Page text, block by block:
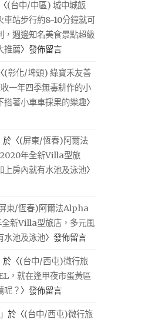
(台中/中區) 城中城飯
車站步行約8-10分鐘就可
，週邊知名美食景點超級
推薦〉發佈留言
(彰化/埤頭) 綠寶禾友善
一年四季無毒耕作的小
搭著小車車採果的樂趣〉
於〈(屏東/恆春)阿爾法
年全新Villa型旅
上房內就有水池及泳池〉
東/恆春)阿爾法Alpha
新Villa型旅店，多元風
水池及泳池〉發佈留言
於〈(台中/西屯)微行旅
，就在逢甲夜市蛋黃區
呢？ 〉發佈留言
」於〈(台中/西屯)微行旅